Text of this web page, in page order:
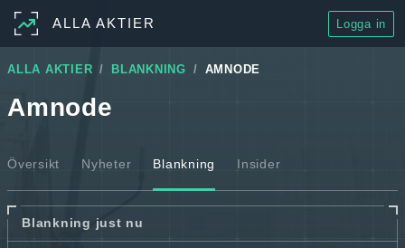
ALLA AKTIER Logga in
ALLA AKTIER BLANKNING AMNODE
Amnode
Översikt Nyheter Blankning Insider
Blankning just nu